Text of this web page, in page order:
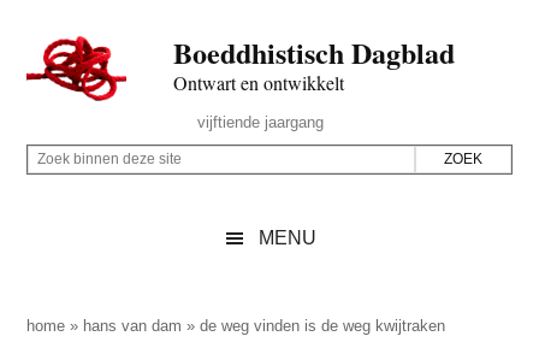
naar
de
inhoud
secondary
naar
de
sidebar
naar
de
Boeddhistisch Dagblad
Ontwart en ontwikkelt
Rechts
vijftiende jaargang
Z
p
Z
i
MENU
home » hans van dam »de weg vinden is de weg kwijtraken